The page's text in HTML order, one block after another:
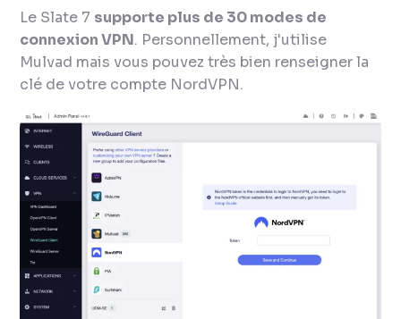
Le Slate 7 supporte plus de 30 modes de
connexion VPN. Personnellement, j'utilise
Mulvad mais vous pouvez très bien renseigner la
clé de votre compte NordVPN.